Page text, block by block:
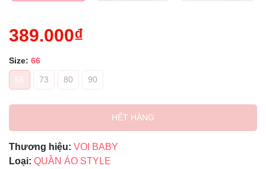
389.000₫
Size: 66
66
73 80 90
HẾT HÀNG
Thương hiệu: VOI BABY
Loại: QUẦN ÁO STYLE